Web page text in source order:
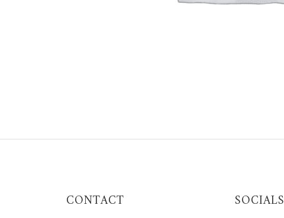
CONTACT SOCIALS